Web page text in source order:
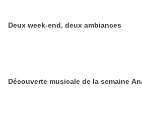
Deux week-end, deux ambiances
Découverte musicale de la semaine